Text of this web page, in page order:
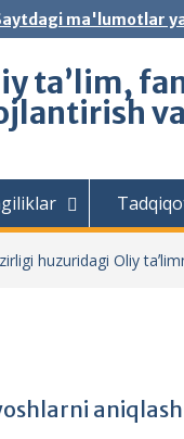
ma'lumotlar
ta’lim,
huzuridagi Oliy